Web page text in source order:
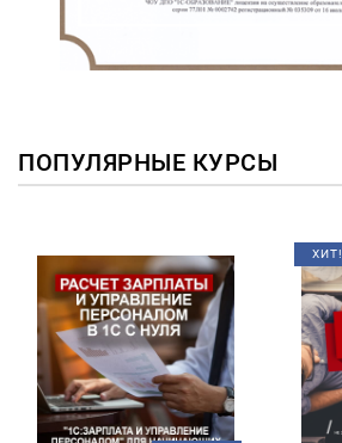
ПОПУЛЯРНЫЕ КУРСЫ
ХИТ!